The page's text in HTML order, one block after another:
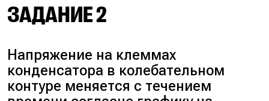
Запишем формулу Томсона в
обоих случаях:
$T_1 = 2\pi\sqrt{LC}$
ЗАДАНИЕ 2
Напряжение на клеммах
конденсатора в колебательном
контуре меняется с течением